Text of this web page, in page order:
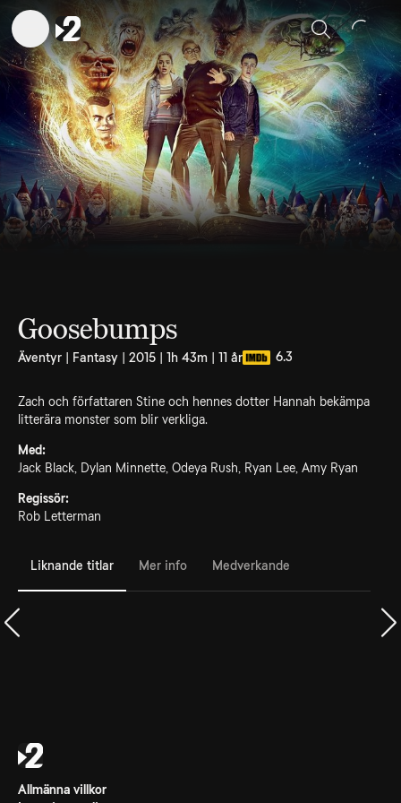
Sök
Goosebumps
Äventyr | Fantasy | 2015 | 1h 43m | 11 år 6.3
Zach och författaren Stine och hennes dotter Hannah bekämpa
litterära monster som blir verkliga.
Med:
Jack Black, Dylan Minnette, Odeya Rush, Ryan Lee, Amy Ryan
Regissör:
Rob Letterman
Liknande titlar Mer info Medverkande
Allmänna villkor